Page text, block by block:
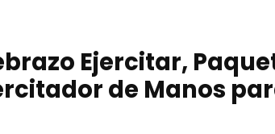
Ejercitar,
de Manos